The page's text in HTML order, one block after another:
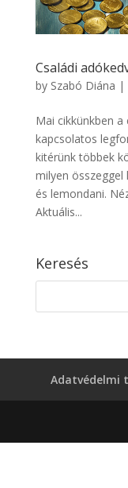
Családi
by Szabó Diána |
Mai cikkünkben a
kapcsolatos
kitérünk többek
milyen összeggel
és lemondani.
Aktuális...
Keresés
Adatvédelmi